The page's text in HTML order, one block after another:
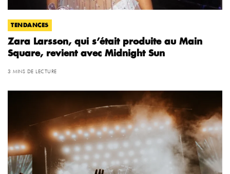
TENDANCES
Zara Larsson, qui s’était produite au Main
Square, revient avec Midnight Sun
3 MINS DE LECTURE